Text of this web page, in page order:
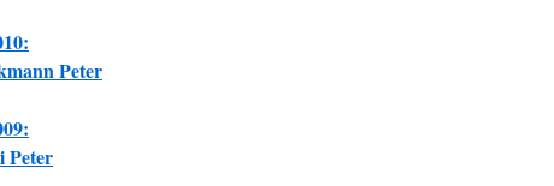
Peter
Peter